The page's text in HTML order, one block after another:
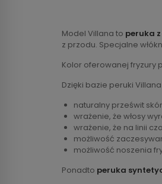
Model Villana to peruka
z przodu. Specjalne
Kolor oferowanej fryzury
Dzięki bazie peruki
naturalny prześwit
wrażenie, że włosy
wrażenie, że na linii
możliwość
możliwość noszenia
Ponadto peruka